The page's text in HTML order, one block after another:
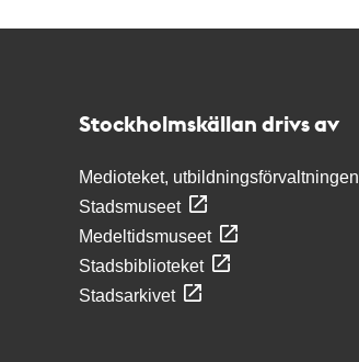
Stockholmskällan drivs av
Medioteket, utbildningsförvaltningen
Stadsmuseet
Medeltidsmuseet
Stadsbiblioteket
Stadsarkivet